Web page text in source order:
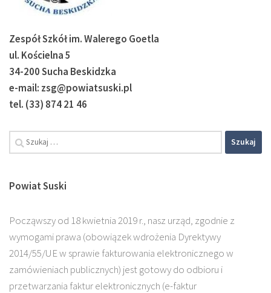
Zespół Szkół im. Walerego Goetla
ul. Kościelna 5
34-200 Sucha Beskidzka
e-mail: zsg@powiatsuski.pl
tel. (33) 874 21 46
Powiat Suski
Począwszy od 18 kwietnia 2019 r., nasz urząd, zgodnie z
wymogami prawa (obowiązek wdrożenia Dyrektywy
2014/55/UE w sprawie fakturowania elektronicznego w
zamówieniach publicznych) jest gotowy do odbioru i
przetwarzania faktur elektronicznych (e-faktur